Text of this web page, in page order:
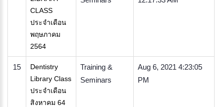
CLASS
ประจำเดือน
พฤษภาคม
2564
15
Dentistry
Library Class
ประจำเดือน
สิงหาคม 64
Training &
Seminars
Aug 6, 2021 4:23:05
PM